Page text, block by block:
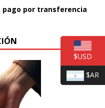
pago por transferencia
$USD
$AR